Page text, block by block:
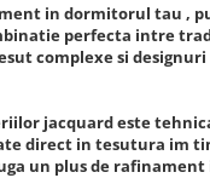
in dormitorul tau ,
perfecta intre
complexe si
jacquard este
direct in tesutura im
un plus de